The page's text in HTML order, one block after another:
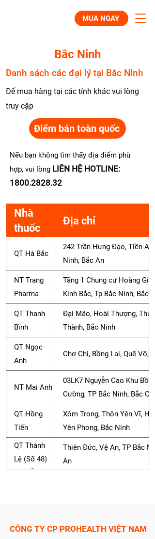
MUA NGAY
Bắc Ninh
Danh sách các đại lý tại Bắc NInh
Để mua hàng tại các tỉnh khác vui lòng
truy cập
Điểm bán toàn quốc
Nếu bạn không tìm thấy địa điểm phù
hợp, vui lòng LIÊN HỆ HOTLINE:
1800.2828.32
Nhà
thuốc
Địa chỉ
QT Hà Bắc
242 Trần Hưng Đạo, Tiền An,
Ninh, Bắc An
NT Trang
Pharma
Tầng 1 Chung cư Hoàng Gia,
Kinh Bắc, Tp Bắc Ninh, Bắc
QT Thanh
Bình
Đại Mão, Hoài Thượng, Thuận
Thành, Bắc Ninh
QT Ngọc
Anh
Chợ Chì, Bồng Lai, Quế Võ,
NT Mai Anh
03LK7 Nguyễn Cao Khu Bồ
Cường, TP Bắc Ninh, Bắc
QT Hồng
Tiến
Xóm Trong, Thôn Yên Vĩ,
Yên Phong, Bắc Ninh
QT Thành
Lệ (Số 48)
Nguyễn Thị
Thiên Đức, Vệ An, TP Bắc
An
Anh
CÔNG TY CP PROHEALTH VIỆT NAM